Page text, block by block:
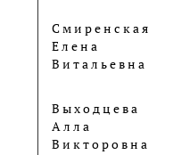
Смиренская
Елена
Витальевна
Выходцева
Алла
Викторовна